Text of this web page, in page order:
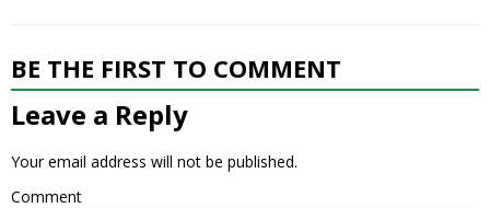
BE THE FIRST TO COMMENT
Leave a Reply
Your email address will not be published.
Comment